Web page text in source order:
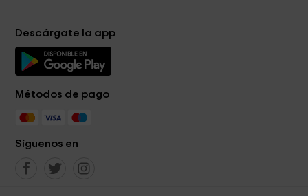
Descárgate la app
Métodos de pago
Síguenos en